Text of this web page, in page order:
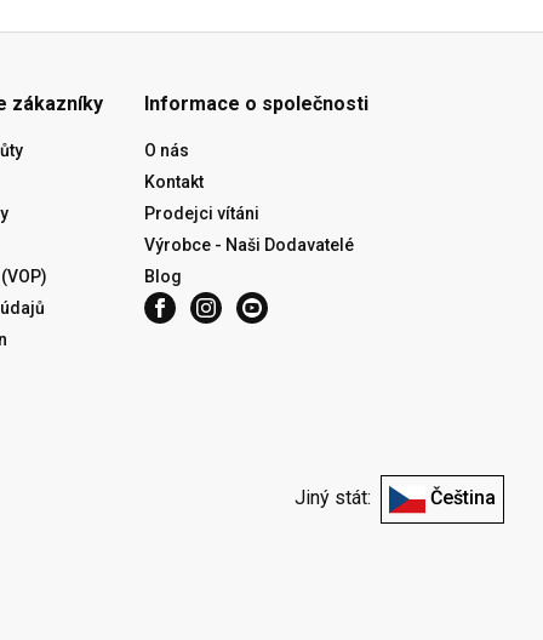
zákazníky Informace o společnosti
O nás
Kontakt
Prodejci vítáni
Výrobce - Naši Dodavatelé
Blog
Jiný stát: Čeština